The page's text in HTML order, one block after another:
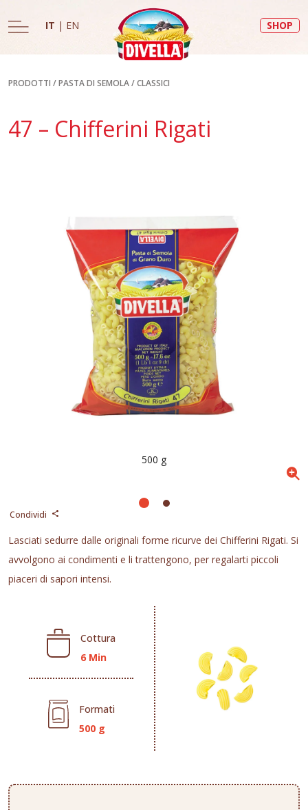
IT | EN SHOP
PRODOTTI /PASTA DI SEMOLA/CLASSICI
47 – Chifferini Rigati
Condividi
Lasciati sedurre dalle originali forme ricurve dei Chifferini Rigati. Si
avvolgono ai condimenti e li trattengono, per regalarti piccoli
piaceri di sapori intensi.
Cottura
6 Min
Formati
500 g
500 g